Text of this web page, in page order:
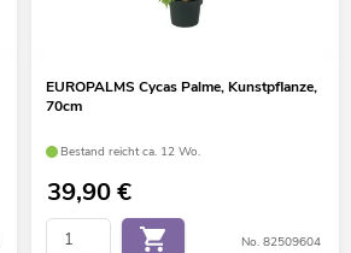
EUROPALMS Cycas Palme, Kunstpflanze,
70cm
Bestand reicht ca. 12 Wo.
39,90€
No. 82509604